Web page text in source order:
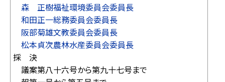
森 正樹福祉環境委員会委員長
和田正一総務委員会委員長
阪部菊雄文教委員会委員長
松本貞次農林水産委員会委員長
採 決
議案第八十六号から第九十七号まで